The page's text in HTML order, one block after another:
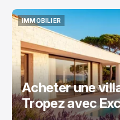
IMMOBILIER
IMMOBILIER
Acheter une
Tropez avec